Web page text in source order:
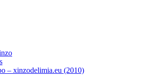
– xinzodelimia.eu (2010)